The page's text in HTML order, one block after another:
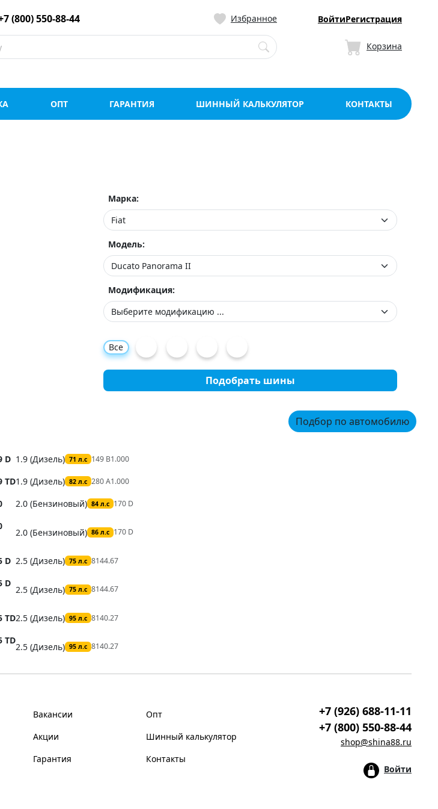
и в розницу со склада в
(800) 550-88-44 Избранное ВойтиРегистрация
Корзина
ОПТ ГАРАНТИЯ ШИННЫЙ КАЛЬКУЛЯТОР КОНТАКТЫ
Марка:
Модель:
Модификация:
Все
Подобрать шины
Подбор по автомобилю
D 1.9 (Дизель) 71 л.с 149 B1.000
TD1.9 (Дизель) 82 л.с 280 A1.000
2.0 (Бензиновый) 84 л.с 170 D
2.0 (Бензиновый) 86 л.с 170 D
D 2.5 (Дизель) 75 л.с 8144.67
D
2.5 (Дизель) 75 л.с 8144.67
TD2.5 (Дизель) 95 л.с 8140.27
TD
2.5 (Дизель) 95 л.с 8140.27
Вакансии
Акции
Гарантия
Опт
Шинный калькулятор
Контакты
+7 (926) 688-11-11
+7 (800) 550-88-44
shop@shina88.ru
Войти